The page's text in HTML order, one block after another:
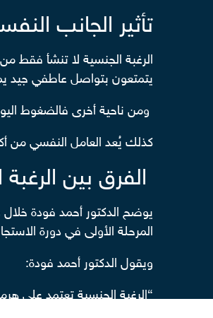
تأثير الجانب
الرغبة الجنسية لا تنشأ فقط
يتمتعون بتواصل عاطفي جيد
ومن ناحية أخرى فالضغوط
كذلك يُعد العامل النفسي من
الفرق بين
يوضح الدكتور أحمد فودة خلال
المرحلة الأولى في دورة
ويقول الدكتور أحمد فودة:
“الرغبة الجنسية تعتمد على